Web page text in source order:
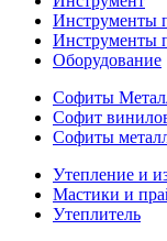
Инструменты
Инструменты
Оборудование
Софиты
Софит
Софиты
Утепление и
Мастики и
Утеплитель